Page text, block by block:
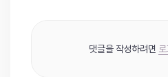
댓글을 작성하려면